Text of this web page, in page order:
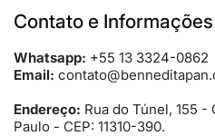
Contato e Informações
Whatsapp: +55 13 3324-0862
Email:
Endereço: Rua do Túnel, 155
Paulo - CEP: 11310-390.